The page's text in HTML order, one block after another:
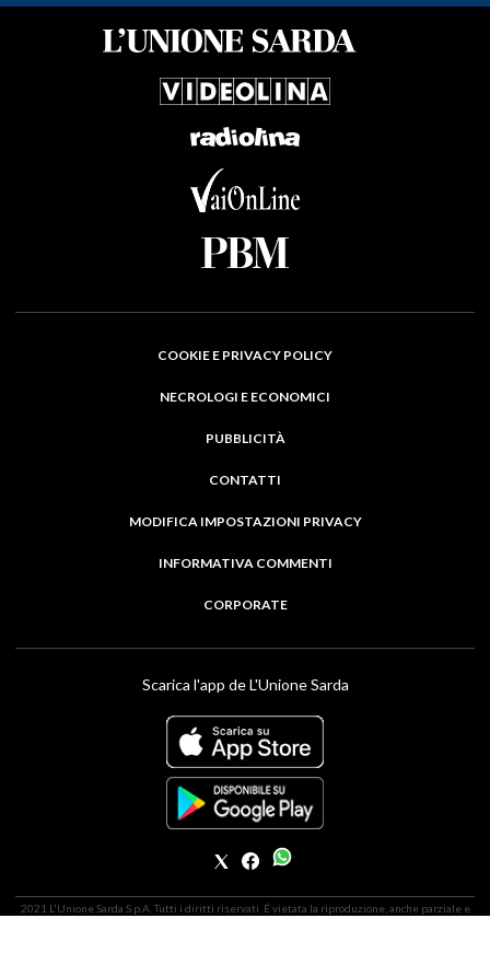
COOKIE E PRIVACY POLICY
NECROLOGI E ECONOMICI
PUBBLICITÀ
CONTATTI
MODIFICA IMPOSTAZIONI PRIVACY
INFORMATIVA COMMENTI
CORPORATE
Scarica l'app de L'Unione Sarda
2021 L'Unione Sarda S.p.A. Tutti i diritti riservati. É vietata la riproduzione, anche parziale e